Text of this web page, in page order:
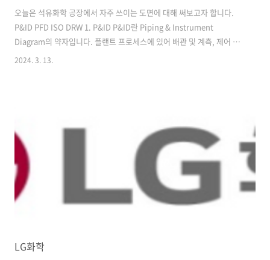
오늘은 석유화학 공장에서 자주 쓰이는 도면에 대해 써보고자 합니다.
P&ID PFD ISO DRW 1. P&ID P&ID란 Piping & Instrument
Diagram의 약자입니다. 플랜트 프로세스에 있어 배관 및 계측, 제어 장
치, 설비를 세세하게 나타낸 도면입니다. P&ID의 정보 1) General (일반
기..
2024. 3. 13.
LG화학